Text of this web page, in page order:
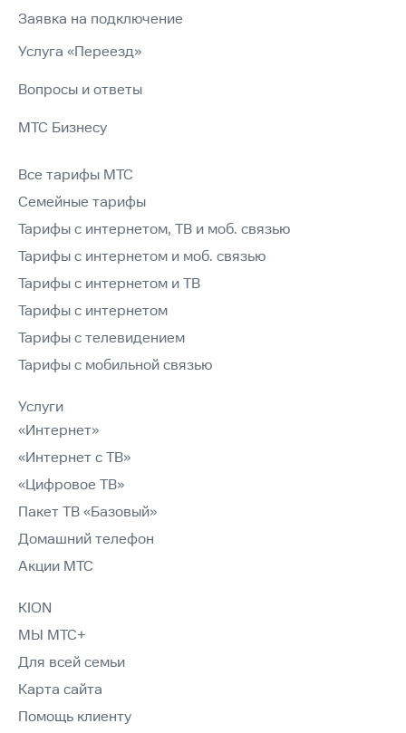
Заявка на подключение
Услуга «Переезд»
Вопросы и ответы
МТС Бизнесу
Все тарифы МТС
Семейные тарифы
Тарифы с интернетом, ТВ и моб. связью
Тарифы с интернетом и моб. связью
Тарифы с интернетом и ТВ
Тарифы с интернетом
Тарифы с телевидением
Тарифы с мобильной связью
Услуги
«Интернет»
«Интернет с ТВ»
«Цифровое ТВ»
Пакет ТВ «Базовый»
Домашний телефон
Акции МТС
KION
МЫ МТС+
Для всей семьи
Карта сайта
Помощь клиенту